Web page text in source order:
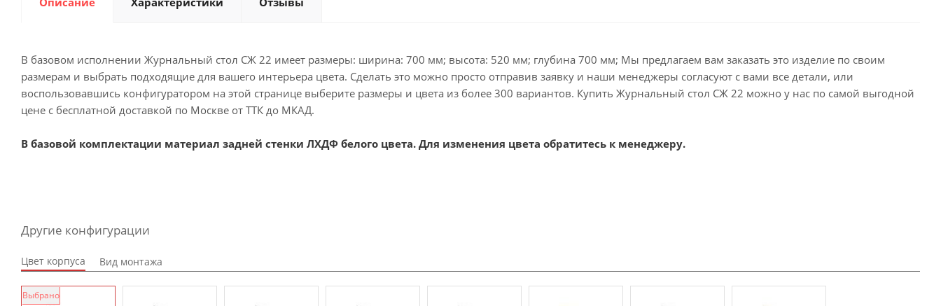
В базовом исполнении Журнальный стол СЖ 22 имеет размеры: ширина: 700 мм; высота: 520 мм; глубина 700 мм; Мы предлагаем вам заказать это изделие по своим
размерам и выбрать подходящие для вашего интерьера цвета. Сделать это можно просто отправив заявку и наши менеджеры согласуют с вами все детали, или
воспользовавшись конфигуратором на этой странице выберите размеры и цвета из более 300 вариантов. Купить Журнальный стол СЖ 22 можно у нас по самой выгодной
цене с бесплатной доставкой по Москве от ТТК до МКАД.
В базовой комплектации материал задней стенки ЛХДФ белого цвета. Для изменения цвета обратитесь к менеджеру.
Другие конфигурации
Цвет корпуса Вид монтажа
Выбрано